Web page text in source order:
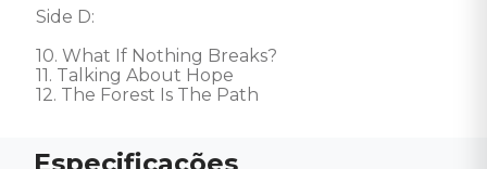
Side D:
10. What If Nothing Breaks?
11. Talking About Hope
12. The Forest Is The Path